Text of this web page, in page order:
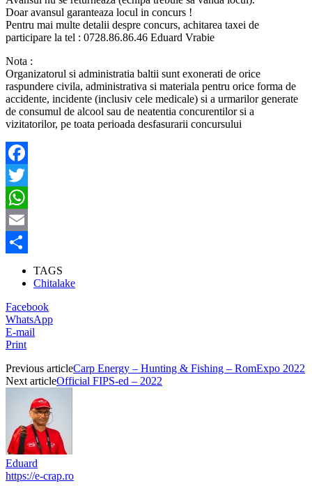
Doar avansul garanteaza locul in concurs !
Pentru mai multe detalii despre concurs, achitarea taxei de
participare la tel : 0728.86.86.46 Eduard Vrabie
Nota :
Organizatorul si administratia baltii sunt exonerati de orice
raspundere civila, administrativa si materiala pentru orice forma de
accidente, incidente (inclusiv cele medicale) si a urmarilor generate
de consumul de alcool sau de neatentia concurentilor si a
vizitatorilor, pe toata perioada desfasurarii concursului
Facebook
Twitter
WhatsApp
Email
Partajează
TAGS
Chitalake
Facebook
WhatsApp
E-mail
Print
Previous articleCarp Energy – Hunting & Fishing – RomExpo 2022
Next articleOfficial FIPS-ed – 2022
Eduard
https://e-crap.ro